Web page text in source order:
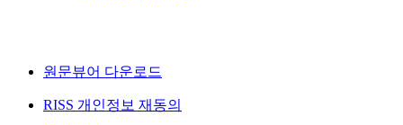
원문뷰어 다운로드
RISS 개인정보 재동의